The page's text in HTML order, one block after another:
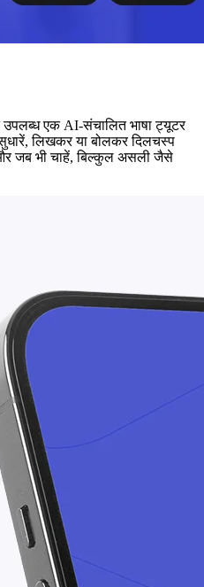
उपलब्ध एक AI-संचालित भाषा ट्यूटर
लिखकर या बोलकर दिलचस्प
जब भी चाहें, बिल्कुल असली जैसे